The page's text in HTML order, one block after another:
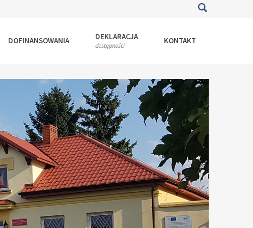
DOFINANSOWANIA DEKLARACJA
dostępności KONTAKT